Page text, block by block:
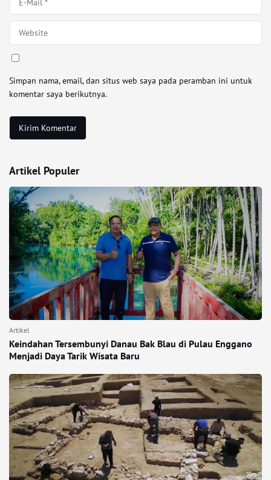
Simpan nama, email, dan situs web saya pada peramban ini untuk
komentar saya berikutnya.
Artikel Populer
Artikel
Keindahan Tersembunyi Danau Bak Blau di Pulau Enggano
Menjadi Daya Tarik Wisata Baru